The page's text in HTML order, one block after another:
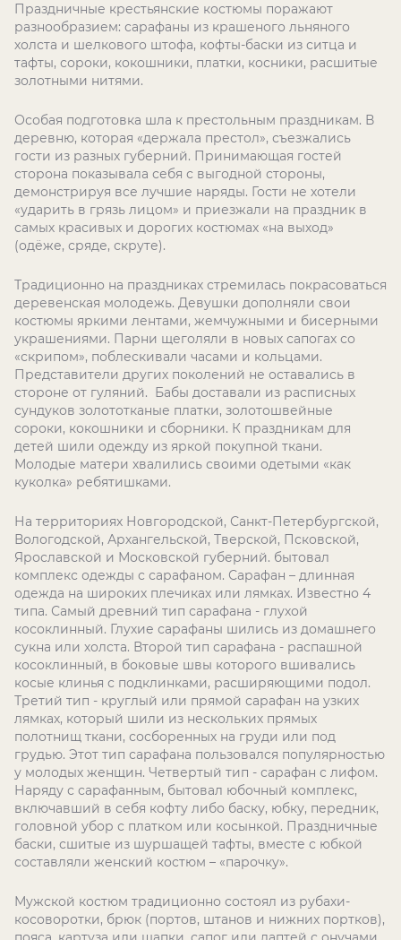
Праздничные крестьянские костюмы поражают
разнообразием: сарафаны из крашеного льняного
холста и шелкового штофа, кофты-баски из ситца и
тафты, сороки, кокошники, платки, косники, расшитые
золотными нитями.
Особая подготовка шла к престольным праздникам. В
деревню, которая «держала престол», съезжались
гости из разных губерний. Принимающая гостей
сторона показывала себя с выгодной стороны,
демонстрируя все лучшие наряды. Гости не хотели
«ударить в грязь лицом» и приезжали на праздник в
самых красивых и дорогих костюмах «на выход»
(одёже, сряде, скруте).
Традиционно на праздниках стремилась покрасоваться
деревенская молодежь. Девушки дополняли свои
костюмы яркими лентами, жемчужными и бисерными
украшениями. Парни щеголяли в новых сапогах со
«скрипом», поблескивали часами и кольцами.
Представители других поколений не оставались в
стороне от гуляний. Бабы доставали из расписных
сундуков золототканые платки, золотошвейные
сороки, кокошники и сборники. К праздникам для
детей шили одежду из яркой покупной ткани.
Молодые матери хвалились своими одетыми «как
куколка» ребятишками.
На территориях Новгородской, Санкт-Петербургской,
Вологодской, Архангельской, Тверской, Псковской,
Ярославской и Московской губерний. бытовал
комплекс одежды с сарафаном. Сарафан – длинная
одежда на широких плечиках или лямках. Известно 4
типа. Самый древний тип сарафана - глухой
косоклинный. Глухие сарафаны шились из домашнего
сукна или холста. Второй тип сарафана - распашной
косоклинный, в боковые швы которого вшивались
косые клинья с подклинками, расширяющими подол.
Третий тип - круглый или прямой сарафан на узких
лямках, который шили из нескольких прямых
полотнищ ткани, сосборенных на груди или под
грудью. Этот тип сарафана пользовался популярностью
у молодых женщин. Четвертый тип - сарафан с лифом.
Наряду с сарафанным, бытовал юбочный комплекс,
включавший в себя кофту либо баску, юбку, передник,
головной убор с платком или косынкой. Праздничные
баски, сшитые из шуршащей тафты, вместе с юбкой
составляли женский костюм – «парочку».
Мужской костюм традиционно состоял из рубахи-
косоворотки, брюк (портов, штанов и нижних портков),